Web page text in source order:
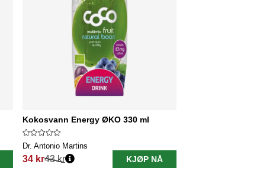
Kokosvann Energy ØKO 330 ml
Dr. Antonio Martins
34 kr
Vanlig pris:
43 kr KJØP NÅ